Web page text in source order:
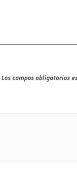
Los campos obligatorios